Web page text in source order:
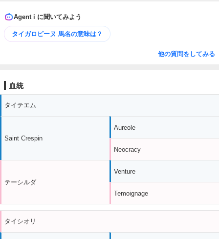
Agent i に聞いてみよう
タイガロピーヌ 馬名の意味は？
他の質問をしてみる
血統
タイテエム
Saint Crespin
テーシルダ
Aureole
Neocracy
Venture
Temoignage
タイシオリ